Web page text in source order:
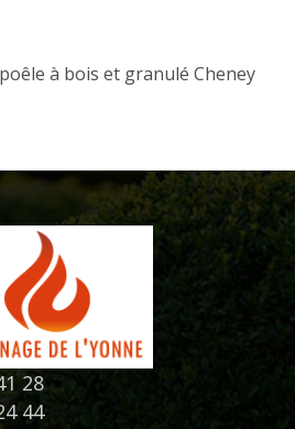
à bois et granulé Cheney
28
44